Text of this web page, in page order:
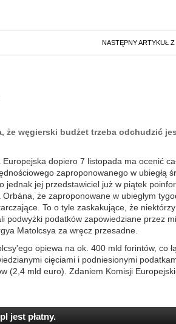
NASTĘPNY ARTYKUŁ
że węgierski budżet trzeba odchudzić
dopiero 7 listopada ma ocenić
zaproponowanego w ubiegłą
jednak jej przedstawiciel już w piątek
że zaproponowane w ubiegłym
To o tyle zaskakujące, że niektórzy
podwyżki podatków zapowiedziane przez
Matolcsya za wręcz przesadne.
opiewa na ok. 400 mld forintów, co
cięciami i podniesionymi
(2,4 mld euro). Zdaniem Komisji
jest płatny.